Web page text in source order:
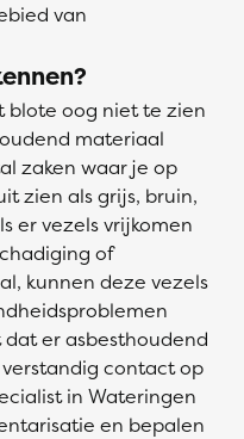
van
blote oog niet te zien
materiaal
zaken waar je op
zien als grijs, bruin,
er vezels vrijkomen
of
kunnen deze vezels
er asbesthoudend
contact op
in Wateringen
en bepalen